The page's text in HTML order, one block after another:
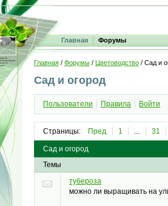
Главная Форумы
Главная / Форумы / Цветоводство / Сад и
Сад и огород
Пользователи Правила Войти
Страницы: Пред. 1 ... 31
Сад и огород
Темы
тубероза
можно ли выращивать на